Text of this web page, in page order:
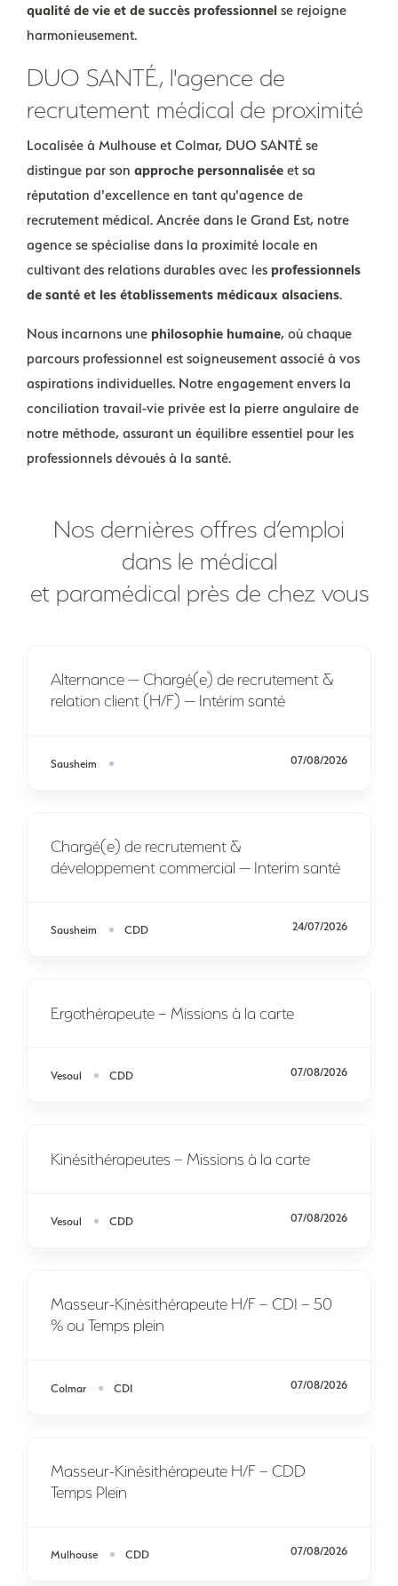
qualité de vie et de succès professionnel se rejoigne
harmonieusement.
DUO SANTÉ, l'agence de
recrutement médical de proximité
Localisée à Mulhouse et Colmar, DUO SANTÉ se
distingue par son approche personnalisée et sa
réputation d'excellence en tant qu'agence de
recrutement médical. Ancrée dans le Grand Est, notre
agence se spécialise dans la proximité locale en
cultivant des relations durables avec les professionnels
de santé et les établissements médicaux alsaciens.
Nous incarnons une philosophie humaine, où chaque
parcours professionnel est soigneusement associé à vos
aspirations individuelles. Notre engagement envers la
conciliation travail-vie privée est la pierre angulaire de
notre méthode, assurant un équilibre essentiel pour les
professionnels dévoués à la santé.
Nos dernières offres d’emploi
dans le médical
et paramédical près de chez vous
Alternance — Chargé(e) de recrutement &
relation client (H/F) — Intérim santé
Sausheim 07/08/2026
Chargé(e) de recrutement &
développement commercial — Interim santé
Sausheim CDD 24/07/2026
Ergothérapeute – Missions à la carte
Vesoul CDD 07/08/2026
Kinésithérapeutes – Missions à la carte
Vesoul CDD 07/08/2026
Masseur-Kinésithérapeute H/F – CDI – 50
% ou Temps plein
Colmar CDI 07/08/2026
Masseur-Kinésithérapeute H/F – CDD
Temps Plein
Mulhouse CDD 07/08/2026